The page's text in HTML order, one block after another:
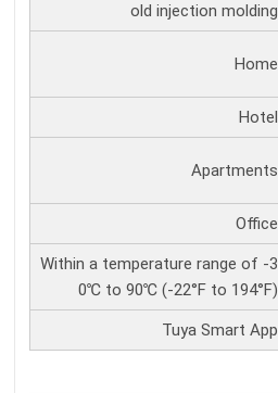
old injection molding
Home
Hotel
Apartments
Office
Within a temperature range of -3
0℃ to 90℃ (-22°F to 194°F)
Tuya Smart App